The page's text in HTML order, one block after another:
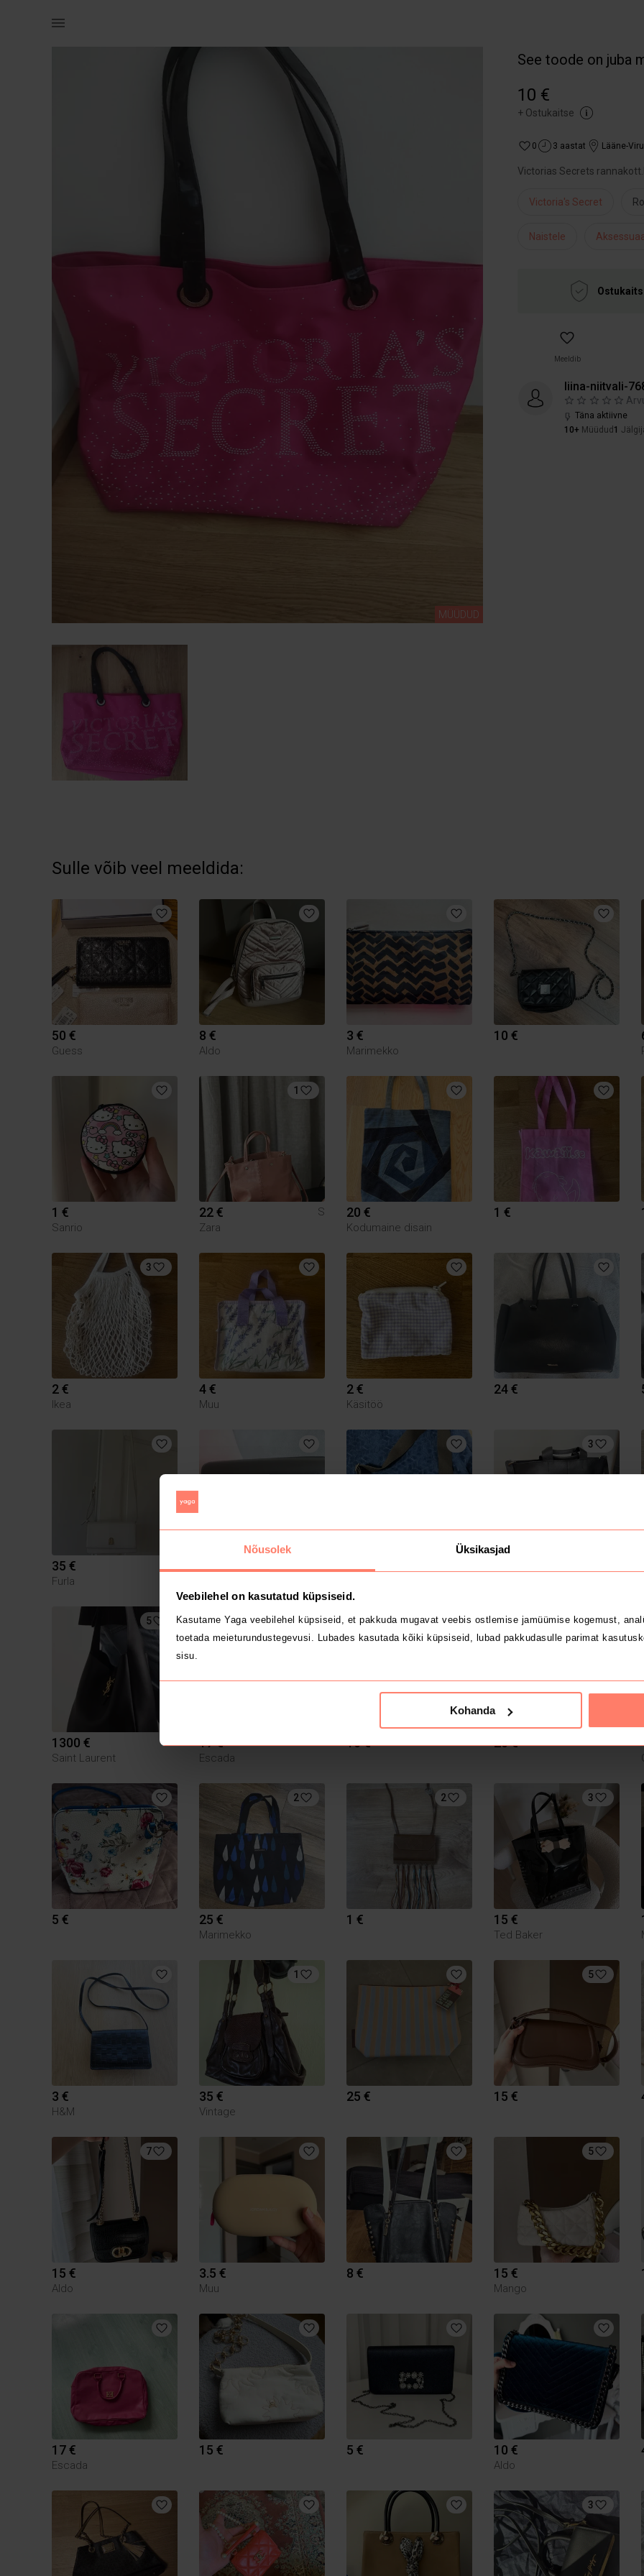
Nõusolek Üksikasjad
Veebilehel on kasutatud küpsiseid.
Kasutame Yaga veebilehel küpsiseid, et pakkuda mugavat veebis ostlemise jamüümise kogemust,
toetada meieturundustegevusi. Lubades kasutada kõiki küpsiseid, lubad pakkudasulle parimat
sisu.
Kohanda
MÜÜDUD
See toode on juba
10 €
+ Ostukaitse
0 3 aastat Lääne-
Victorias Secrets
Victoria's Secret
Naistele
Meeldib
liina-niitvali-
Täna aktiivne
10+ Müüdud 1
Sulle võib veel meeldida:
50 €
Guess
8 €
Aldo
3 €
Marimekko
10 €
1 €
Sanrio
1
22 €
S
Zara
20 €
Kodumaine disain
1 €
3
2 €
Ikea
4 €
Muu
2 €
Käsitöö
24 €
35 €
Furla
200 € 25 €
3
5
1300 €
L
Saint Laurent
17 €
Escada
10 € 20 €
5 €
2
25 €
Marimekko
2
1 €
3
15 €
Ted Baker
3 €
H&M
1
35 €
Vintage
25 €
5
15 €
7
15 €
Aldo
3.5 €
Muu
8 €
5
15 €
Mango
17 €
Escada
15 € 5 € 10 €
Aldo
3